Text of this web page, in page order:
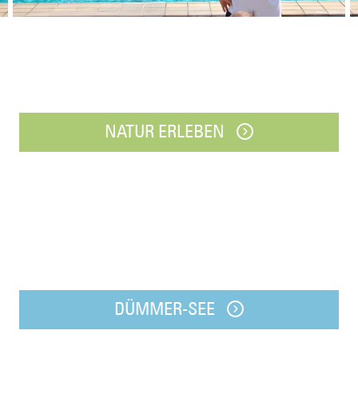
NATUR ERLEBEN
DÜMMER-SEE